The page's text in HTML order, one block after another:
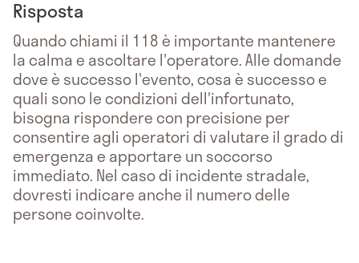
Risposta
Quando chiami il 118 è importante mantenere
la calma e ascoltare l'operatore. Alle domande
dove è successo l'evento, cosa è successo e
quali sono le condizioni dell'infortunato,
bisogna rispondere con precisione per
consentire agli operatori di valutare il grado di
emergenza e apportare un soccorso
immediato. Nel caso di incidente stradale,
dovresti indicare anche il numero delle
persone coinvolte.